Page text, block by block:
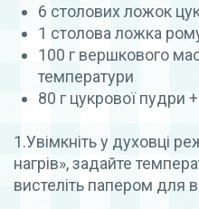
6 столових ложок
1 столова ложка
100 г вершкового
температури
80 г цукрової пудри
1.Увімкніть у духовці
нагрів», задайте
вистеліть папером для